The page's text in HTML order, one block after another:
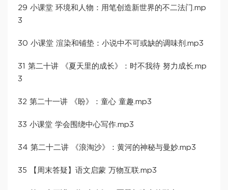
29 小课堂 环境和人物：用笔创造新世界的不二法门.mp
3
30 小课堂 渲染和铺垫：小说中不可或缺的调味剂.mp3
31 第二十讲 《夏天里的成长》：时不我待 努力成长.mp
3
32 第二十一讲 《盼》：童心 童趣.mp3
33 小课堂 学会围绕中心写作.mp3
34 第二十二讲 《浪淘沙》：黄河的神秘与曼妙.mp3
35 【周末答疑】语文启蒙 万物互联.mp3